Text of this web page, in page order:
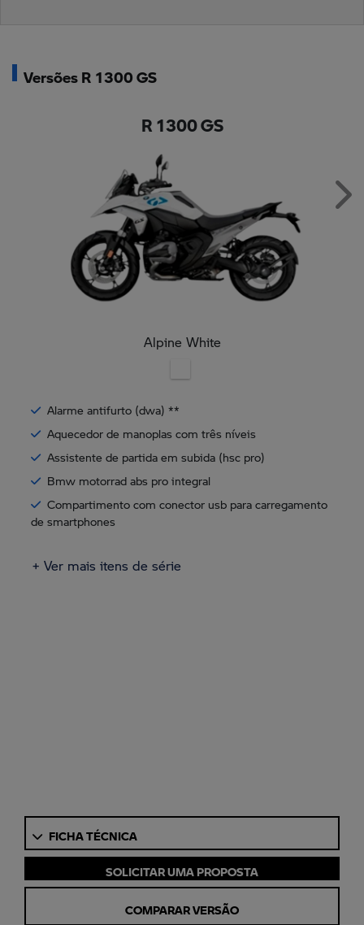
Versões R 1300 GS
R 1300 GS
Alpine White
Alarme antifurto (dwa) **
Aquecedor de manoplas com três níveis
Assistente de partida em subida (hsc pro)
Bmw motorrad abs pro integral
Compartimento com conector usb para carregamento
de smartphones
+ Ver mais itens de série
FICHA TÉCNICA
SOLICITAR UMA PROPOSTA
COMPARAR VERSÃO